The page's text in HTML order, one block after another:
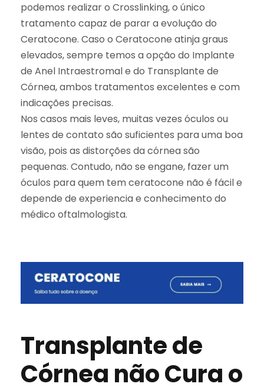
podemos realizar o Crosslinking, o único
tratamento capaz de parar a evolução do
Ceratocone. Caso o Ceratocone atinja graus
elevados, sempre temos a opção do Implante
de Anel Intraestromal e do Transplante de
Córnea, ambos tratamentos excelentes e com
indicações precisas.
Nos casos mais leves, muitas vezes óculos ou
lentes de contato são suficientes para uma boa
visão, pois as distorções da córnea são
pequenas. Contudo, não se engane, fazer um
óculos para quem tem ceratocone não é fácil e
depende de experiencia e conhecimento do
médico oftalmologista.
Transplante de
Córnea não Cura o